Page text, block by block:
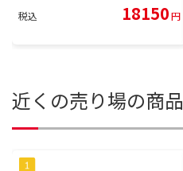
税込 18150円
近くの売り場の商品